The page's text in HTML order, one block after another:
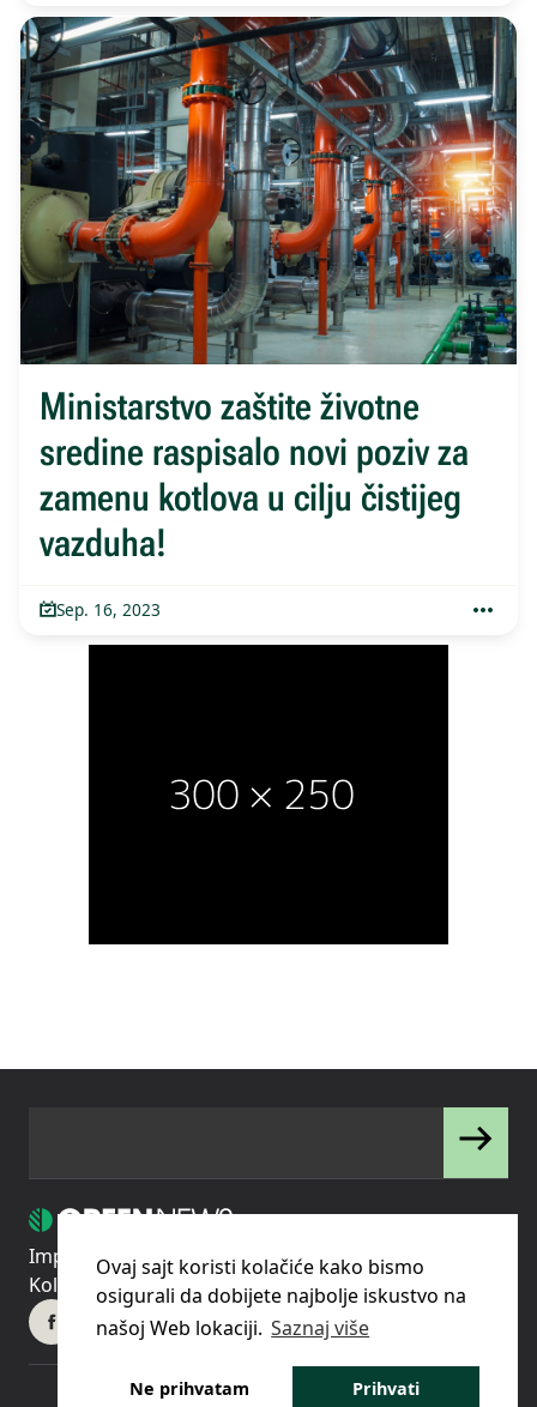
Ministarstvo zaštite životne
sredine raspisalo novi poziv za
zamenu kotlova u cilju čistijeg
vazduha!
Sep. 16, 2023
Impressum Uslovi korišćenjaPolitika privatnosti
Kolačići
Pravila o korišćenju kolačića (cookies)
Ovaj sajt koristi kolačiće kako bismo
osigurali da dobijete najbolje iskustvo na
našoj Web lokaciji. Saznaj više
Ne prihvatam Prihvati